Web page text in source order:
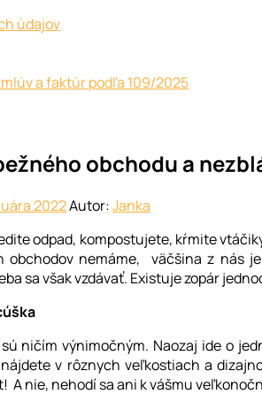
údajov
a faktúr podľa 109/2025
obchodu a
2022Autor:Janka
odpad, kompostujete, kŕmite
obchodov nemáme, väčšina z nás
sa však vzdávať. Existuje zopár
ničím výnimočným. Naozaj ide o
v rôznych veľkostiach a
A nie, nehodí sa ani k vášmu